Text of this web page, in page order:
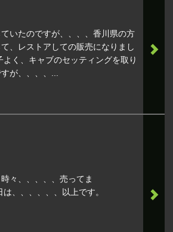
いたのですが、、、、香川県の方
、レストアしての販売になりまし
く、キャブのセッティングを取り
が、、、、...
々、、、、、売ってま
、、、、、、以上です。